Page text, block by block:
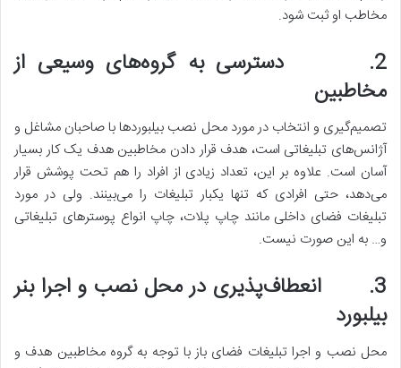
مخاطب او ثبت شود.
2. دسترسی به گروه‌های وسیعی از
مخاطبین
تصمیم‌گیری و انتخاب در مورد محل نصب بیلبوردها با صاحبان مشاغل و
آژانس‌های تبلیغاتی است، هدف قرار دادن مخاطبین هدف یک کار بسیار
آسان است. علاوه بر این، تعداد زیادی از افراد را هم تحت پوشش قرار
می‌دهد، حتی افرادی که تنها یکبار تبلیغات را می‌بینند. ولی در مورد
تبلیغات فضای داخلی مانند چاپ پلات، چاپ انواع پوسترهای تبلیغاتی
و… به این صورت نیست.
3. انعطاف‌پذیری در محل نصب و اجرا بنر
بیلبورد
محل نصب و اجرا تبلیغات فضای باز با توجه به گروه مخاطبین هدف و